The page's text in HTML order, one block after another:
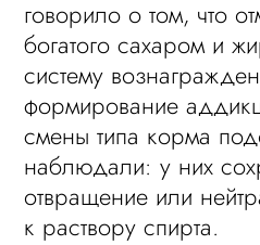
говорило о том, что
богатого сахаром и
систему
формирование
смены типа корма
наблюдали: у них
отвращение или
к раствору спирта.